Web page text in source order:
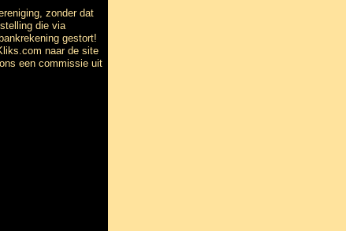
zonder dat
die via
gestort!
naar de site
een commissie uit